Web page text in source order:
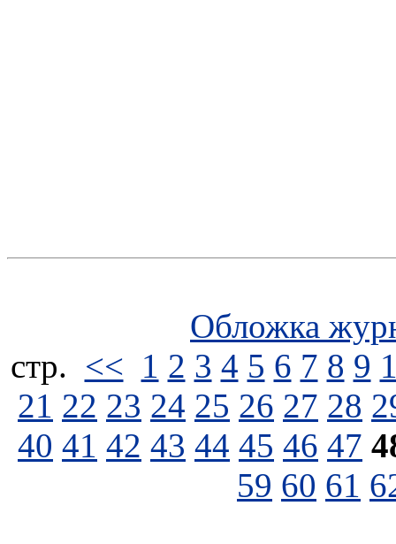
Обложка
стp. << 1 2 3 4 5 6 7 8 9
21 22 23 24 25 26 27 28
40 41 42 43 44 45 46 47
59 60 61